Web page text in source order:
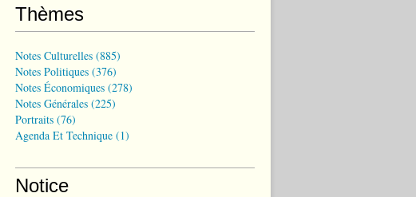
Thèmes
Notes Culturelles (885)
Notes Politiques (376)
Notes Économiques (278)
Notes Générales (225)
Portraits (76)
Agenda Et Technique (1)
Notice